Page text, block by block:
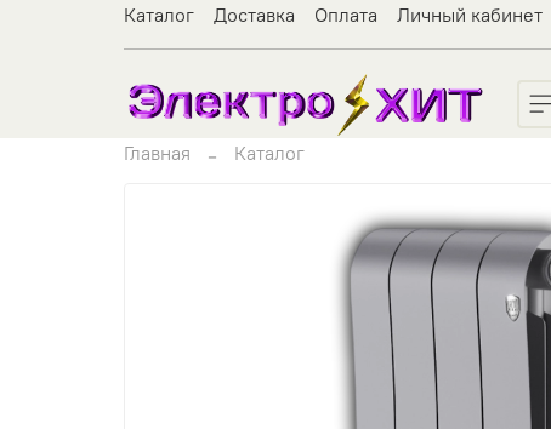
Каталог Доставка Оплата Личный кабинет
Главная
Каталог